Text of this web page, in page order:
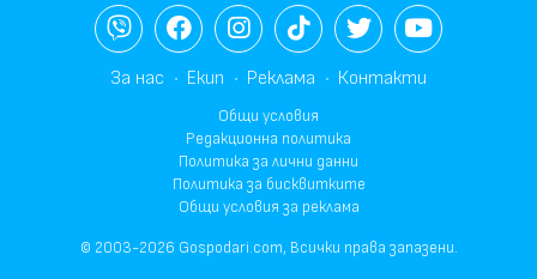
За нас Екип Реклама Контакти
Общи условия
Редакционна политика
Политика за лични данни
Политика за бисквитките
Общи условия за реклама
© 2003-2026 Gospodari.com, Всички права запазени.